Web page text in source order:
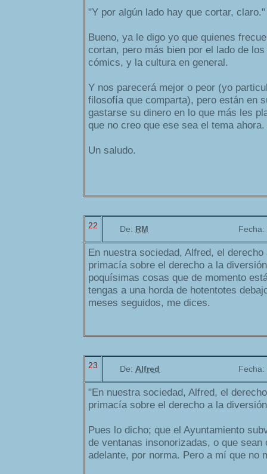
"Y por algún lado hay que cortar, claro."
Bueno, ya le digo yo que quienes
cortan, pero más bien por el lado de
cómics, y la cultura en general.
Y nos parecerá mejor o peor (yo
filosofía que comparta), pero están en
gastarse su dinero en lo que más les
que no creo que ese sea el tema ahora.
Un saludo.
22 De: RM Fecha:
En nuestra sociedad, Alfred, el
primacía sobre el derecho a la
poquísimas cosas que de momento
tengas a una horda de hotentotes
meses seguidos, me dices.
23 De: Alfred Fecha:
"En nuestra sociedad, Alfred, el
primacía sobre el derecho a la
Pues lo dicho; que el Ayuntamiento
de ventanas insonorizadas, o que sean
adelante, por norma. Pero a mí que no